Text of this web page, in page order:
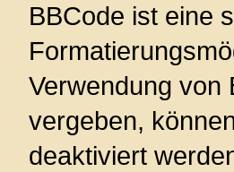
BBCode ist eine
Verwendung von
vergeben,
deaktiviert